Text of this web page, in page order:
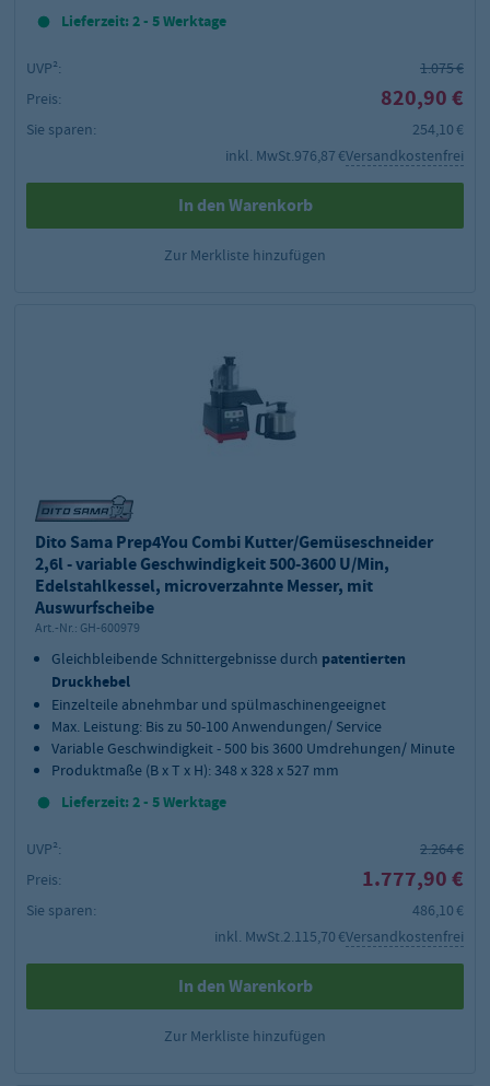
Lieferzeit: 2 - 5 Werktage
UVP²:
1.075 €
Preis:
820,90 €
Sie sparen:
254,10 €
inkl. MwSt.976,87 €Versandkostenfrei
In den Warenkorb
Zur Merkliste hinzufügen
Dito Sama Prep4You Combi Kutter/Gemüseschneider
2,6l - variable Geschwindigkeit 500-3600 U/Min,
Edelstahlkessel, microverzahnte Messer, mit
Auswurfscheibe
Art.-Nr.: GH-600979
Gleichbleibende Schnittergebnisse durch patentierten
Druckhebel
Einzelteile abnehmbar und spülmaschinengeeignet
Max. Leistung: Bis zu 50-100 Anwendungen/ Service
Variable Geschwindigkeit - 500 bis 3600 Umdrehungen/ Minute
Produktmaße (B x T x H): 348 x 328 x 527 mm
Lieferzeit: 2 - 5 Werktage
UVP²:
2.264 €
Preis:
1.777,90 €
Sie sparen:
486,10 €
inkl. MwSt.2.115,70 €Versandkostenfrei
In den Warenkorb
Zur Merkliste hinzufügen